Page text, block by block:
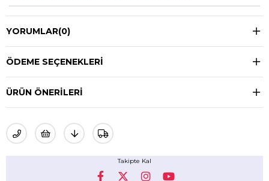
YORUMLAR(0)
ÖDEME SEÇENEKLERI
ÜRÜN ÖNERILERI
Takipte Kal